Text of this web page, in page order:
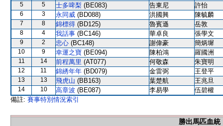
5 5 士多啤梨 (BE083) 告東尼 許怡
6 3 永同威 (BD088) 洪國興 陳毓麟
7 8 錦標得 (BD125) 魯賓遜 岳敦
8 4 我話事 (BC146) 華卓良 張學文
9 2 忠心 (BC148) 謝偉豪 簡炳墀
10 9 幸運之寶 (BE094) 陳柏鴻 羅國洲
11 14 前程萬里 (AT077) 何敬森 朱寶明
12 11 錦綉年年 (BD079) 金雷弼 王登平
13 13 飛虎山 (BB163) 葉楚航 王兆旦
14 10 高章波 (BE087) 李易學
伍碧權
備註: 賽事特別情況索引
勝出馬匹血統